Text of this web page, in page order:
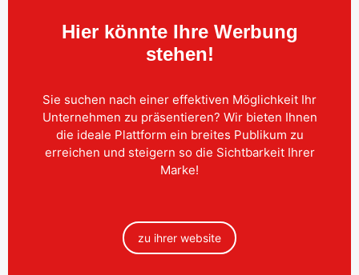
Hier könnte Ihre Werbung
stehen!
Sie suchen nach einer effektiven Möglichkeit Ihr
Unternehmen zu präsentieren? Wir bieten Ihnen
die ideale Plattform ein breites Publikum zu
erreichen und steigern so die Sichtbarkeit Ihrer
Marke!
zu ihrer website